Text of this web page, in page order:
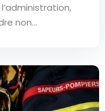
non...